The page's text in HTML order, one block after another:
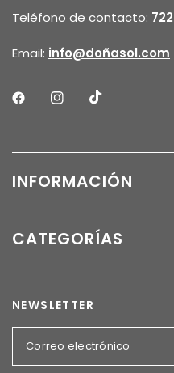
Teléfono de contacto:
Email: info@doñasol.com
INFORMACIÓN
CATEGORÍAS
NEWSLETTER
Correo electrónico